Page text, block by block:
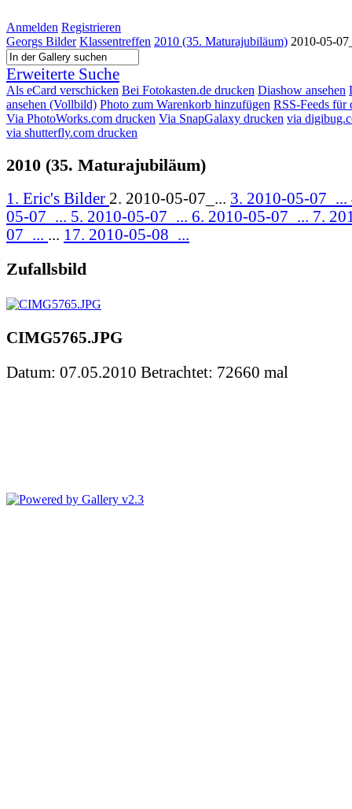
Anmelden Registrieren
Georgs Bilder Klassentreffen 2010 (35. Maturajubiläum) 2010-05-
Erweiterte Suche
Als eCard verschicken Bei Fotokasten.de drucken Diashow ansehen
ansehen (Vollbild) Photo zum Warenkorb hinzufügen RSS-Feeds für
Via PhotoWorks.com drucken Via SnapGalaxy drucken via
via shutterfly.com drucken
2010 (35. Maturajubiläum)
1. Eric's Bilder 2. 2010-05-07_... 3. 2010-05-07_...
05-07_... 5. 2010-05-07_... 6. 2010-05-07_... 7.
07_... ... 17. 2010-05-08_...
Zufallsbild
CIMG5765.JPG
Datum: 07.05.2010 Betrachtet: 72660 mal